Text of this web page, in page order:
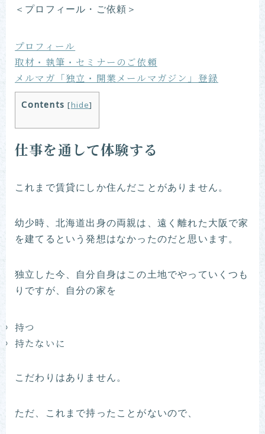
＜プロフィール・ご依頼＞
プロフィール
取材・執筆・セミナーのご依頼
メルマガ「独立・開業メールマガジン」登録
Contents [hide]
仕事を通して体験する
これまで賃貸にしか住んだことがありません。
幼少時、北海道出身の両親は、遠く離れた大阪で家
を建てるという発想はなかったのだと思います。
独立した今、自分自身はこの土地でやっていくつも
りですが、自分の家を
持つ
持たないに
こだわりはありません。
ただ、これまで持ったことがないので、